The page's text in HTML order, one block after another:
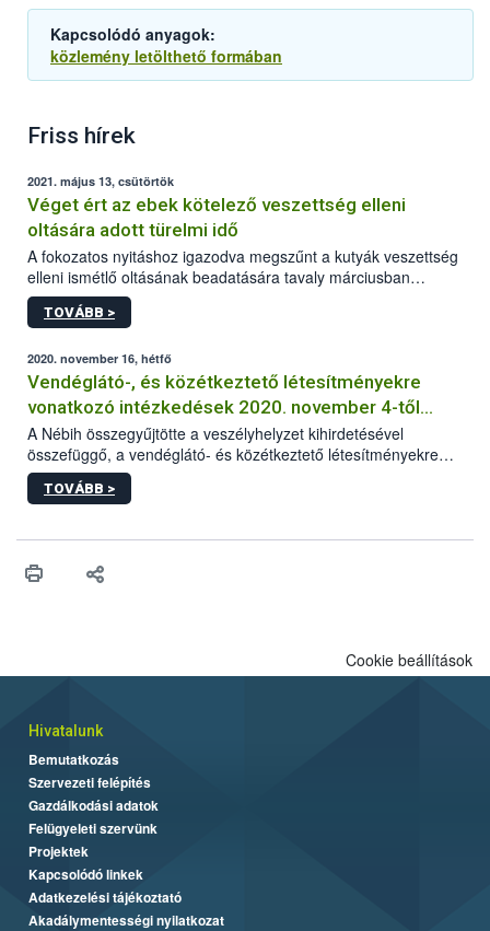
Kapcsolódó anyagok:
közlemény letölthető formában
Friss hírek
2021. május 13, csütörtök
Véget ért az ebek kötelező veszettség elleni
oltására adott türelmi idő
A fokozatos nyitáshoz igazodva megszűnt a kutyák veszettség
elleni ismétlő oltásának beadatására tavaly márciusban
elrendelt türelmi idő. A hatóság kéri az érintett kutyatartókat,
hogy lehetőség szerint mielőbb pótolják állatuknál az
TOVÁBB >
2020. november 16, hétfő
Vendéglátó-, és közétkeztető létesítményekre
vonatkozó intézkedések 2020. november 4-től
visszavonásig
A Nébih összegyűjtötte a veszélyhelyzet kihirdetésével
összefüggő, a vendéglátó- és közétkeztető létesítményekre
vonatkozó legfontosabb és aktuális információkat.
TOVÁBB >
Cookie beállítások
Hivatalunk
Bemutatkozás
Szervezeti felépítés
Gazdálkodási adatok
Felügyeleti szervünk
Projektek
Kapcsolódó linkek
Adatkezelési tájékoztató
Akadálymentességi nyilatkozat